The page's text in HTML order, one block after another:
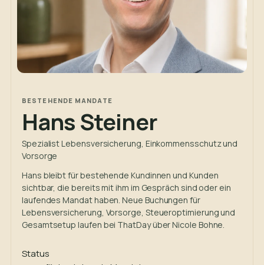
BESTEHENDE MANDATE
Hans Steiner
Spezialist Lebensversicherung, Einkommensschutz und
Vorsorge
Hans bleibt für bestehende Kundinnen und Kunden
sichtbar, die bereits mit ihm im Gespräch sind oder ein
laufendes Mandat haben. Neue Buchungen für
Lebensversicherung, Vorsorge, Steueroptimierung und
Gesamtsetup laufen bei ThatDay über Nicole Bohne.
Status